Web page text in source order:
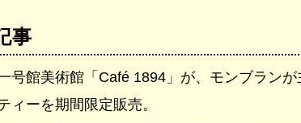
事
号館美術館「Café 1894」が、モンブラン
ィーを期間限定販売。